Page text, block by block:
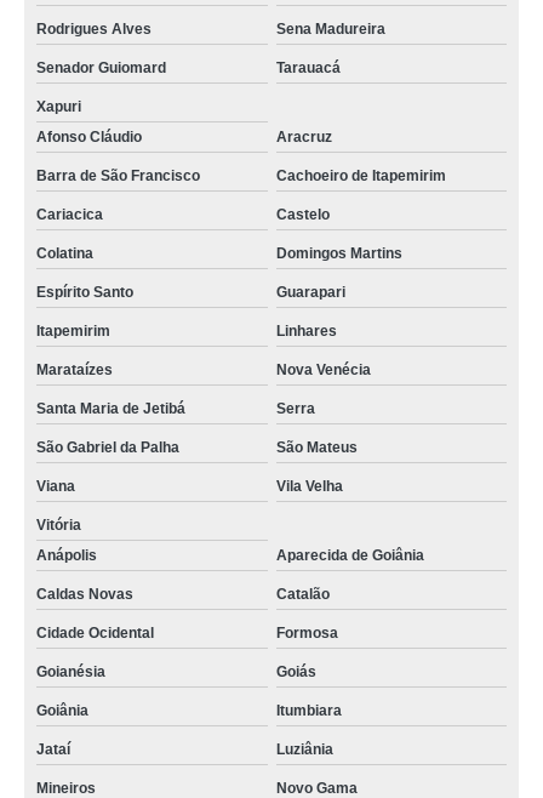
Rodrigues Alves Sena Madureira
Senador Guiomard Tarauacá
Xapuri
Afonso Cláudio
Aracruz
Barra de São Francisco Cachoeiro de Itapemirim
Cariacica Castelo
Colatina Domingos Martins
Espírito Santo Guarapari
Itapemirim Linhares
Marataízes Nova Venécia
Santa Maria de Jetibá Serra
São Gabriel da Palha São Mateus
Viana Vila Velha
Vitória
Anápolis
Aparecida de Goiânia
Caldas Novas Catalão
Cidade Ocidental Formosa
Goianésia Goiás
Goiânia Itumbiara
Jataí Luziânia
Mineiros Novo Gama